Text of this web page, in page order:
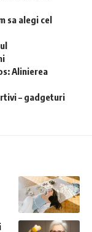
sa alegi cel
Alinierea
– gadgeturi